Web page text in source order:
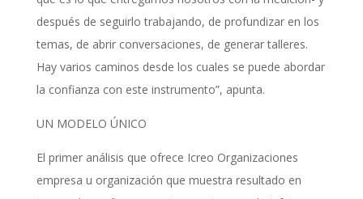
después de seguirlo trabajando, de profundizar en los
temas, de abrir conversaciones, de generar talleres.
Hay varios caminos desde los cuales se puede abordar
la confianza con este instrumento”, apunta.
UN MODELO ÚNICO
El primer análisis que ofrece Icreo Organizaciones
empresa u organización que muestra resultado en